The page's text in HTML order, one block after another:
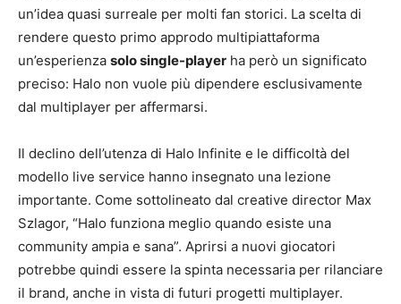
un’idea quasi surreale per molti fan storici. La scelta di
rendere questo primo approdo multipiattaforma
un’esperienza solo single-player ha però un significato
preciso: Halo non vuole più dipendere esclusivamente
dal multiplayer per affermarsi.
Il declino dell’utenza di Halo Infinite e le difficoltà del
modello live service hanno insegnato una lezione
importante. Come sottolineato dal creative director Max
Szlagor, “Halo funziona meglio quando esiste una
community ampia e sana”. Aprirsi a nuovi giocatori
potrebbe quindi essere la spinta necessaria per rilanciare
il brand, anche in vista di futuri progetti multiplayer.